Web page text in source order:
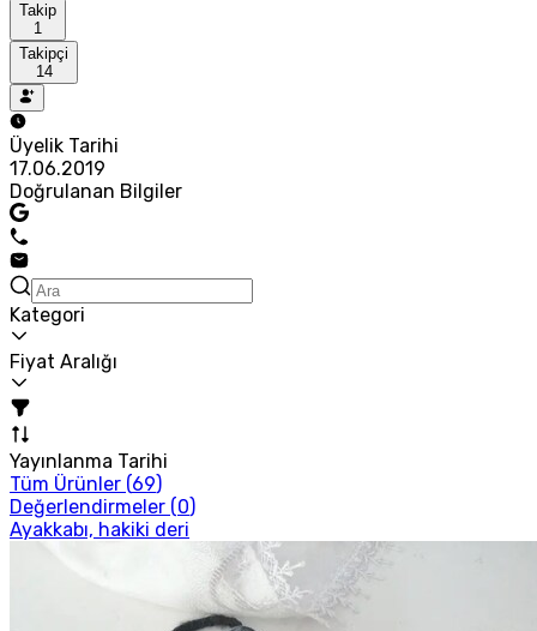
Takip
1
Takipçi
14
Üyelik Tarihi
17.06.2019
Doğrulanan Bilgiler
Kategori
Fiyat Aralığı
Yayınlanma Tarihi
Tüm Ürünler (69)
Değerlendirmeler (0)
Ayakkabı, hakiki deri